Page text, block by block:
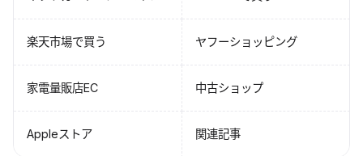
楽天市場で買う ヤフーショッピング
家電量販店EC 中古ショップ
Appleストア 関連記事